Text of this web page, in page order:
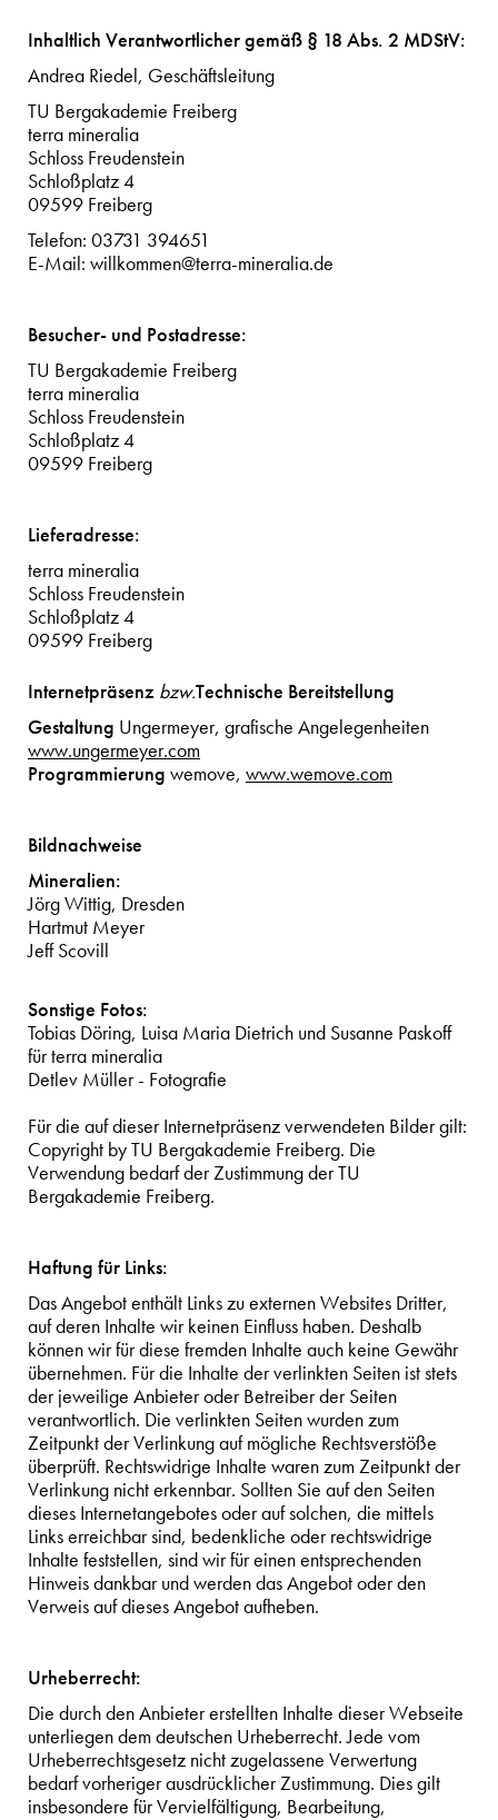
Inhaltlich Verantwortlicher gemäß § 18 Abs. 2 MDStV:
Andrea Riedel, Geschäftsleitung
TU Bergakademie Freiberg
terra mineralia
Schloss Freudenstein
Schloßplatz 4
09599 Freiberg
Telefon: 03731 394651
E-Mail: willkommen@terra-mineralia.de
Besucher- und Postadresse:
TU Bergakademie Freiberg
terra mineralia
Schloss Freudenstein
Schloßplatz 4
09599 Freiberg
Lieferadresse:
terra mineralia
Schloss Freudenstein
Schloßplatz 4
09599 Freiberg
Internetpräsenz bzw.Technische Bereitstellung
Gestaltung Ungermeyer, grafische Angelegenheiten
www.ungermeyer.com
Programmierung wemove, www.wemove.com
Bildnachweise
Mineralien:
Jörg Wittig, Dresden
Hartmut Meyer
Jeff Scovill
Sonstige Fotos:
Tobias Döring, Luisa Maria Dietrich und Susanne Paskoff
für terra mineralia
Detlev Müller - Fotografie
Für die auf dieser Internetpräsenz verwendeten Bilder gilt:
Copyright by TU Bergakademie Freiberg. Die
Verwendung bedarf der Zustimmung der TU
Bergakademie Freiberg.
Haftung für Links:
Das Angebot enthält Links zu externen Websites Dritter,
auf deren Inhalte wir keinen Einfluss haben. Deshalb
können wir für diese fremden Inhalte auch keine Gewähr
übernehmen. Für die Inhalte der verlinkten Seiten ist stets
der jeweilige Anbieter oder Betreiber der Seiten
verantwortlich. Die verlinkten Seiten wurden zum
Zeitpunkt der Verlinkung auf mögliche Rechtsverstöße
überprüft. Rechtswidrige Inhalte waren zum Zeitpunkt der
Verlinkung nicht erkennbar. Sollten Sie auf den Seiten
dieses Internetangebotes oder auf solchen, die mittels
Links erreichbar sind, bedenkliche oder rechtswidrige
Inhalte feststellen, sind wir für einen entsprechenden
Hinweis dankbar und werden das Angebot oder den
Verweis auf dieses Angebot aufheben.
Urheberrecht:
Die durch den Anbieter erstellten Inhalte dieser Webseite
unterliegen dem deutschen Urheberrecht. Jede vom
Urheberrechtsgesetz nicht zugelassene Verwertung
bedarf vorheriger ausdrücklicher Zustimmung. Dies gilt
insbesondere für Vervielfältigung, Bearbeitung,